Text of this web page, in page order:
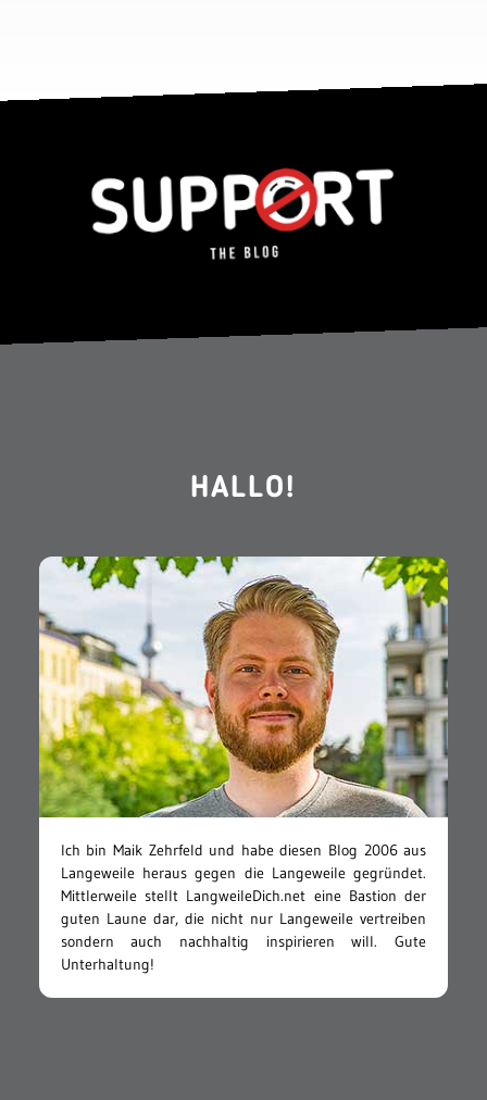
HALLO!
Ich bin Maik Zehrfeld und habe diesen Blog 2006 aus
Langeweile heraus gegen die Langeweile gegründet.
Mittlerweile stellt LangweileDich.net eine Bastion der
guten Laune dar, die nicht nur Langeweile vertreiben
sondern auch nachhaltig inspirieren will. Gute
Unterhaltung!